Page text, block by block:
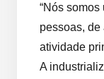
“Nós
pessoas, de
atividade
A